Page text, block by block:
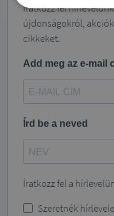
Íratkozz fel
újdonságokról,
cikkeket.
Add meg az e-mail
Írd be a neved
Íratkozz fel a
Szeretnék